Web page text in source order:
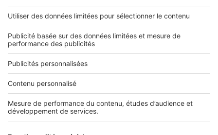
L'ENTREPRISE
Qui sommes-nous ?
Nous contacter
Nous recrutons
NOS APPLICATIONS
Découvrez nos applications